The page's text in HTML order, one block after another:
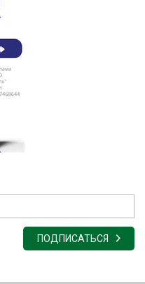
ПОДПИСАТЬСЯ